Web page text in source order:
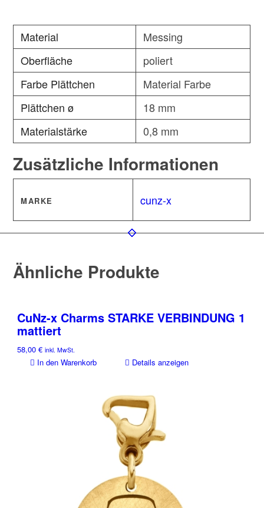
Material
Messing
Oberfläche
poliert
Farbe Plättchen
Material Farbe
Plättchen ø
18 mm
Materialstärke
0,8 mm
Zusätzliche Informationen
MARKE cunz-x
Ähnliche Produkte
CuNz-x Charms STARKE VERBINDUNG 1
mattiert
58,00€ inkl. MwSt.
In den Warenkorb Details anzeigen